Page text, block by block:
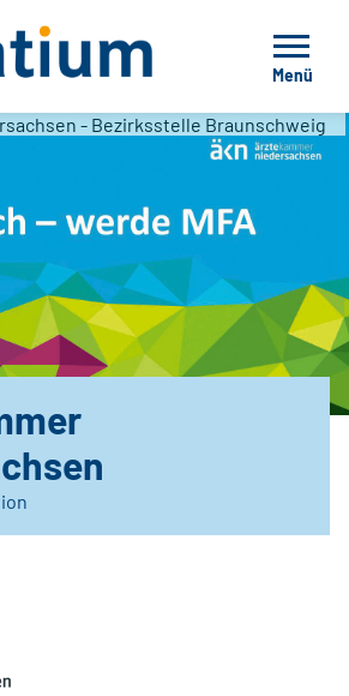
Menü
- Bezirksstelle Braunschweig